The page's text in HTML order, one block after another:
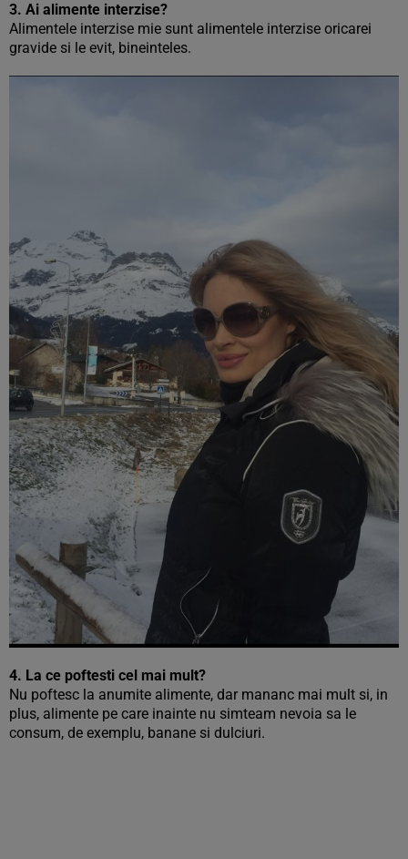
3. Ai alimente interzise?
Alimentele interzise mie sunt alimentele interzise oricarei
gravide si le evit, bineinteles.
4. La ce poftesti cel mai mult?
Nu poftesc la anumite alimente, dar mananc mai mult si, in
plus, alimente pe care inainte nu simteam nevoia sa le
consum, de exemplu, banane si dulciuri.